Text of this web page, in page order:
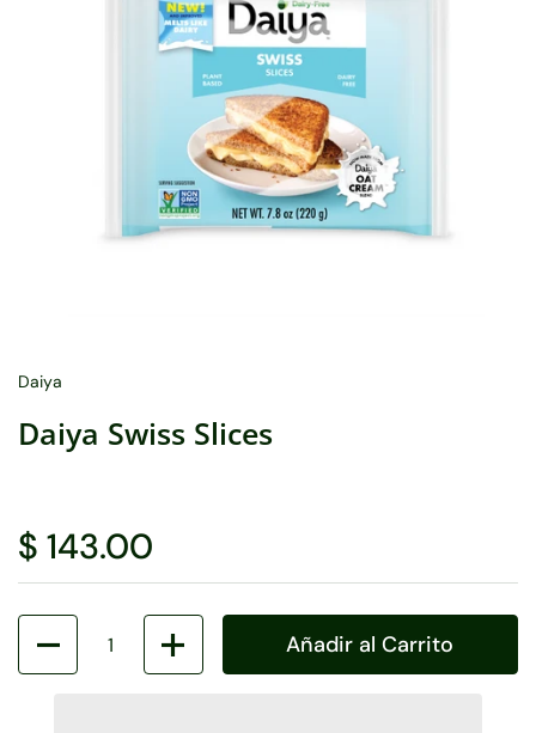
Daiya
Daiya Swiss Slices
$ 143.00
Cantidad
Añadir al Carrito